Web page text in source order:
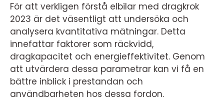
För att verkligen förstå elbilar med dragkrok
2023 är det väsentligt att undersöka och
analysera kvantitativa mätningar. Detta
innefattar faktorer som räckvidd,
dragkapacitet och energieffektivitet. Genom
att utvärdera dessa parametrar kan vi få en
bättre inblick i prestandan och
användbarheten hos dessa fordon.